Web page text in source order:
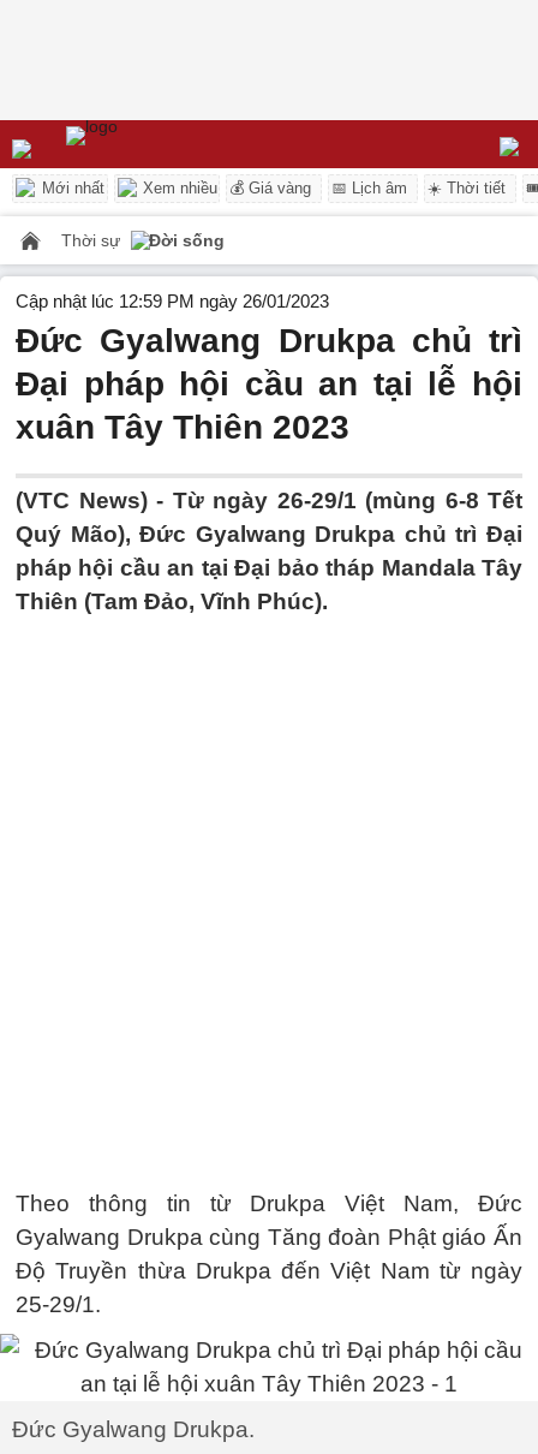
Mới nhất Xem nhiều 💰 Giá vàng 📅 Lịch âm ☀️ Thời tiết
Thời sự Đời sống
Cập nhật lúc 12:59 PM ngày 26/01/2023
Đức Gyalwang Drukpa chủ trì
Đại pháp hội cầu an tại lễ hội
xuân Tây Thiên 2023
(VTC News) - Từ ngày 26-29/1 (mùng 6-8 Tết
Quý Mão), Đức Gyalwang Drukpa chủ trì Đại
pháp hội cầu an tại Đại bảo tháp Mandala Tây
Thiên (Tam Đảo, Vĩnh Phúc).
Theo thông tin từ Drukpa Việt Nam, Đức
Gyalwang Drukpa cùng Tăng đoàn Phật giáo Ấn
Độ Truyền thừa Drukpa đến Việt Nam từ ngày
25-29/1.
Đức Gyalwang Drukpa.